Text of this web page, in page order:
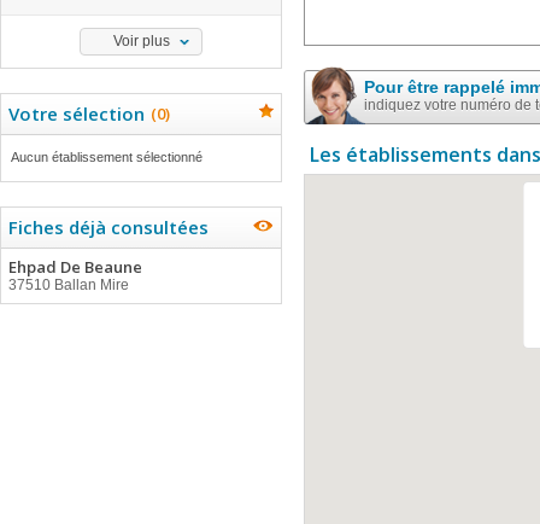
Voir plus
Votre sélection (0)
Aucun établissement sélectionné
Fiches déjà consultées
Ehpad De Beaune
37510 Ballan Mire
Pour être rappelé
indiquez votre numéro de
Les établissements